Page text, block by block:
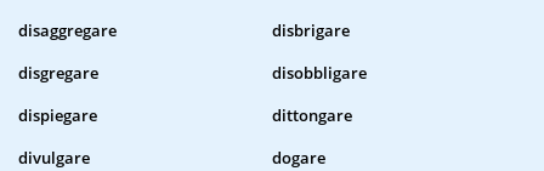
disaggregare
disbrigare
disgregare
disobbligare
dispiegare
dittongare
divulgare
dogare